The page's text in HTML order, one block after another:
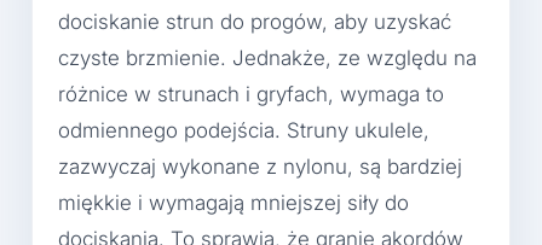
dociskanie strun do progów, aby uzyskać
czyste brzmienie. Jednakże, ze względu na
różnice w strunach i gryfach, wymaga to
odmiennego podejścia. Struny ukulele,
zazwyczaj wykonane z nylonu, są bardziej
miękkie i wymagają mniejszej siły do
dociskania. To sprawia, że granie akordów